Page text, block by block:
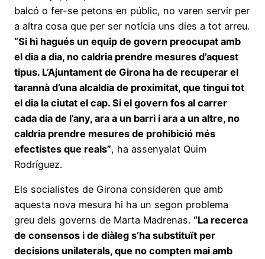
balcó o fer-se petons en públic, no varen servir per
a altra cosa que per ser notícia uns dies a tot arreu.
“Si hi hagués un equip de govern preocupat amb
el dia a dia, no caldria prendre mesures d’aquest
tipus. L’Ajuntament de Girona ha de recuperar el
tarannà d’una alcaldia de proximitat, que tingui tot
el dia la ciutat el cap. Si el govern fos al carrer
cada dia de l’any, ara a un barri i ara a un altre, no
caldria prendre mesures de prohibició més
efectistes que reals”, ha assenyalat Quim
Rodríguez.
Els socialistes de Girona consideren que amb
aquesta nova mesura hi ha un segon problema
greu dels governs de Marta Madrenas. “La recerca
de consensos i de diàleg s’ha substituït per
decisions unilaterals, que no compten mai amb